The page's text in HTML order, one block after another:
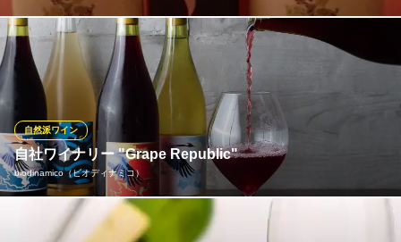
酒屋さんでは手に入らないイタリア独特の地ブドウワインが多種
類。フルボトルや日替わりでフルボトルからグラスでご用意して
おりますので一人でふらりといらしてもおいしいワインが召し上
がれます。普通オープンしないような高価なワインもグラスでも
召し上がれますのでワイン通にはこの上も無い幸せなひと時を過
ごせます。
Bistrot La Cucina
老舗イタリアンで記念日
地下鉄半蔵門線渋谷駅 徒歩4分
東京都渋谷区宇田川町32-6 B1
自社ワイナリー "Grape Republic"
biodinamico（ビオディナミコ）
自然派ワイン
山形県南陽市にて醸造を行う自社ワイナリー、「グレープリパブ